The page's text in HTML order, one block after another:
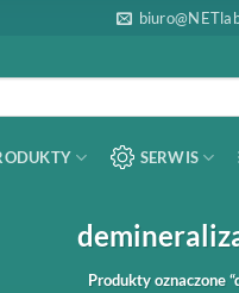
SERWIS
Produkty oznaczone